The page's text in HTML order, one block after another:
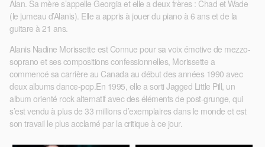
Alan. Sa mère s’appelle Georgia et elle a deux frères : Chad et Wade
(le jumeau d’Alanis). Elle a appris à jouer du piano à 6 ans et de la
guitare à 21 ans.
Alanis Nadine Morissette est Connue pour sa voix émotive de mezzo-
soprano et ses compositions confessionnelles, Morissette a
commencé sa carrière au Canada au début des années 1990 avec
deux albums dance-pop.En 1995, elle a sorti Jagged Little Pill, un
album orienté rock alternatif avec des éléments de post-grunge, qui
s’est vendu à plus de 33 millions d’exemplaires dans le monde et est
son travail le plus acclamé par la critique à ce jour.